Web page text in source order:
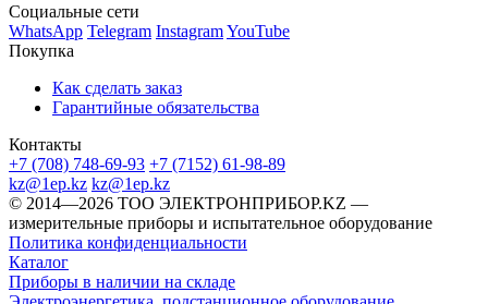
Социальные сети
WhatsApp Telegram InstagramYouTube
Покупка
Как сделать заказ
Гарантийные обязательства
Контакты
+7 (708) 748-69-93 +7 (7152) 61-98-89
kz@1ep.kz kz@1ep.kz
©️ 2014—2026 ТОО ЭЛЕКТРОНПРИБОР.KZ —
измерительные приборы и испытательное оборудование
Политика конфиденциальности
Каталог
Приборы в наличии на складе